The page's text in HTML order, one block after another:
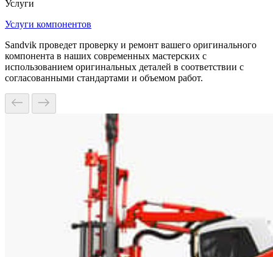
Услуги
Услуги компонентов
Sandvik проведет проверку и ремонт вашего оригинального
компонента в наших современных мастерских с
использованием оригинальных деталей в соответствии с
согласованными стандартами и объемом работ.